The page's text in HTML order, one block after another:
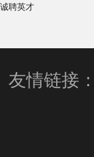
诚聘英才
友情链接：